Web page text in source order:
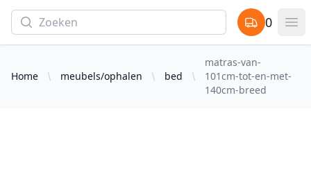
Search 0
items in cart,
Home meubels/ophalen bed
matras-van-
101cm-tot-en-met-
140cm-breed